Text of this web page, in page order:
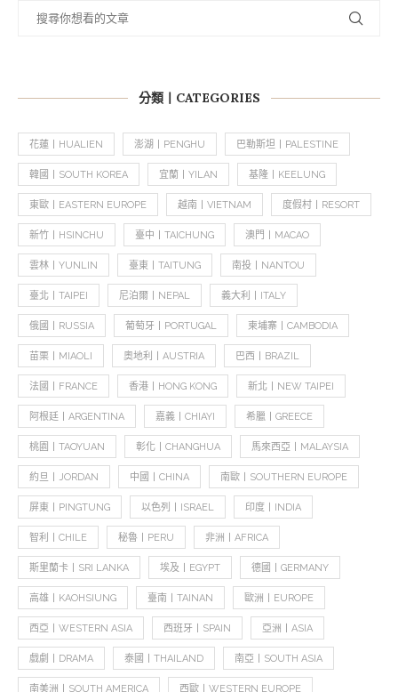
分類丨CATEGORIES
花蓮丨HUALIEN 澎湖丨PENGHU 巴勒斯坦丨PALESTINE
韓國丨SOUTH KOREA 宜蘭丨YILAN 基隆丨KEELUNG
東歐丨EASTERN EUROPE 越南丨VIETNAM 度假村丨RESORT
新竹丨HSINCHU 臺中丨TAICHUNG 澳門丨MACAO
雲林丨YUNLIN 臺東丨TAITUNG 南投丨NANTOU
臺北丨TAIPEI 尼泊爾丨NEPAL 義大利丨ITALY
俄國丨RUSSIA 葡萄牙丨PORTUGAL 柬埔寨丨CAMBODIA
苗栗丨MIAOLI 奧地利丨AUSTRIA 巴西丨BRAZIL
法國丨FRANCE 香港丨HONG KONG 新北丨NEW TAIPEI
阿根廷丨ARGENTINA 嘉義丨CHIAYI 希臘丨GREECE
桃園丨TAOYUAN 彰化丨CHANGHUA 馬來西亞丨MALAYSIA
約旦丨JORDAN 中國丨CHINA 南歐丨SOUTHERN EUROPE
屏東丨PINGTUNG 以色列丨ISRAEL 印度丨INDIA
智利丨CHILE 秘魯丨PERU 非洲丨AFRICA
斯里蘭卡丨SRI LANKA 埃及丨EGYPT 德國丨GERMANY
高雄丨KAOHSIUNG 臺南丨TAINAN 歐洲丨EUROPE
西亞丨WESTERN ASIA 西班牙丨SPAIN 亞洲丨ASIA
戲劇丨DRAMA 泰國丨THAILAND 南亞丨SOUTH ASIA
南美洲丨SOUTH AMERICA 西歐丨WESTERN EUROPE